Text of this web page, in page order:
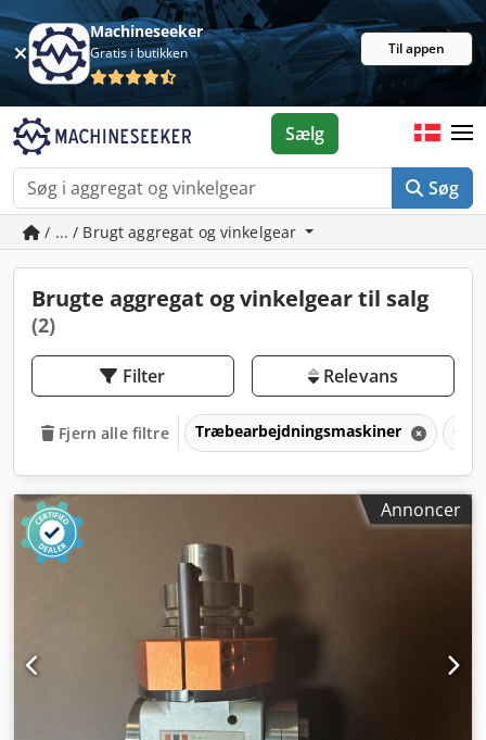
Machineseeker
Gratis i butikken Til appen
Søg
Sælg
/ ... / Brugt aggregat og vinkelgear
Brugte aggregat og vinkelgear til salg
(2)
Filter Relevans
Fjern alle filtre Træbearbejdningsmaskiner
Annoncer